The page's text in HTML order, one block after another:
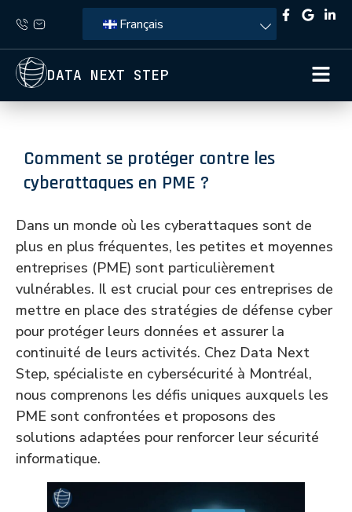
Français
DATA NEXT STEP
Comment se protéger contre les
cyberattaques en PME ?
Dans un monde où les cyberattaques sont de
plus en plus fréquentes, les petites et moyennes
entreprises (PME) sont particulièrement
vulnérables. Il est crucial pour ces entreprises de
mettre en place des stratégies de défense cyber
pour protéger leurs données et assurer la
continuité de leurs activités. Chez Data Next
Step, spécialiste en cybersécurité à Montréal,
nous comprenons les défis uniques auxquels les
PME sont confrontées et proposons des
solutions adaptées pour renforcer leur sécurité
informatique.